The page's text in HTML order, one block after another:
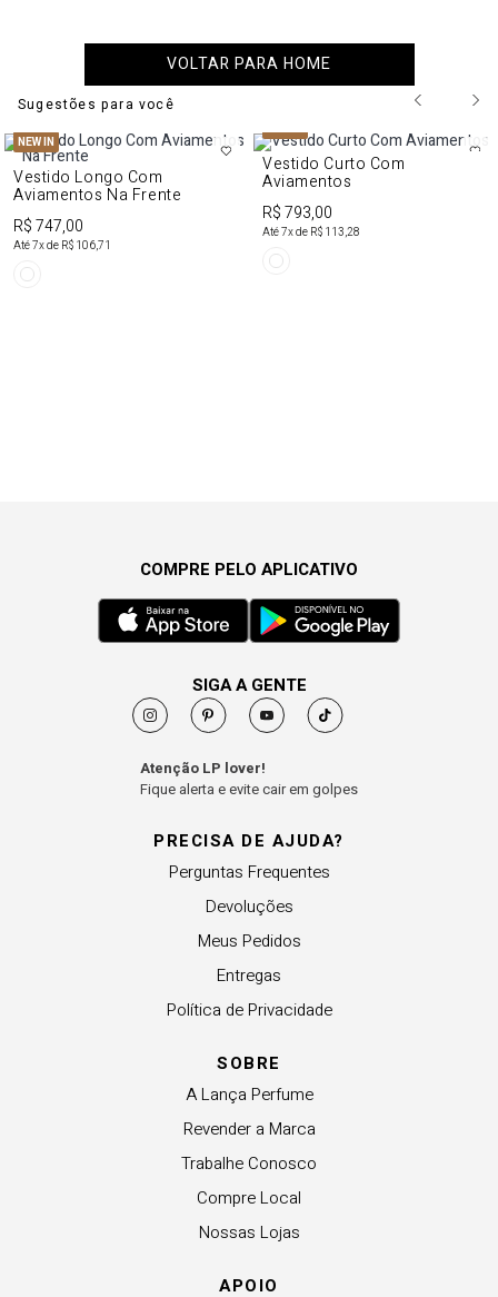
VOLTAR PARA HOME
Sugestões para você
NEW IN
Vestido Longo Com
Aviamentos Na Frente
R$ 747,00
Até7x de R$ 106,71
NEW IN
Vestido Curto Com
Aviamentos
R$ 793,00
Até7x de R$ 113,28
PRECISA DE AJUDA?
Perguntas Frequentes
Devoluções
Meus Pedidos
Entregas
Política de Privacidade
SOBRE
A Lança Perfume
Revender a Marca
Trabalhe Conosco
Compre Local
Nossas Lojas
APOIO
COMPRE PELO APLICATIVO
SIGA A GENTE
Atenção LP lover!
Fique alerta e evite cair em golpes